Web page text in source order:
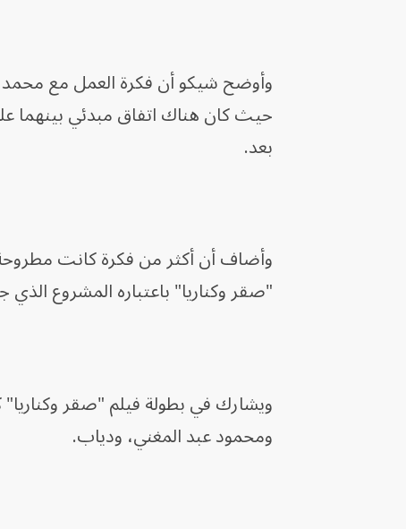
حيث كان هناك اتفاق مبدئي بينهما
بعد.
وأضاف أن أكثر من فكرة كانت مطروحة
"صقر وكناريا" باعتباره المشروع
ويشارك في بطولة فيلم "صقر وكناريا"
ومحمود عبد المغني، ودياب.